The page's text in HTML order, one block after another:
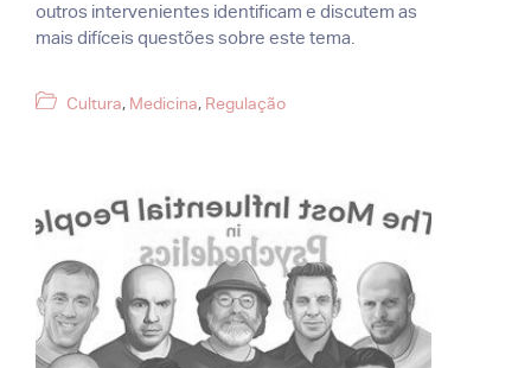
outros intervenientes identificam e discutem as
mais difíceis questões sobre este tema.
Categorias
Cultura, Medicina, Regulação